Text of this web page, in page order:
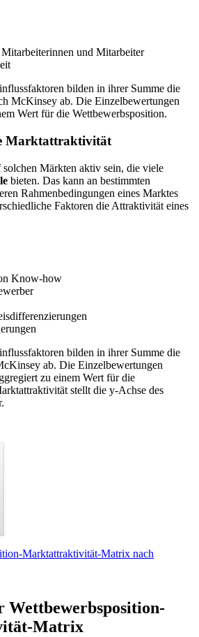
und Mitarbeiter
bilden in ihrer Summe die
McKinsey ab. Die Einzelbewertungen
Wert für die Wettbewerbsposition.
Marktattraktivität
Märkten aktiv sein, die viele
bieten. Das kann an bestimmten
Rahmenbedingungen eines Marktes
Faktoren die Attraktivität eines
Know-how
bilden in ihrer Summe die
ab. Die Einzelbewertungen
zu einem Wert für die
stellt die y-Achse des
Marktattraktivität-Matrix nach
Wettbewerbsposition-
Matrix